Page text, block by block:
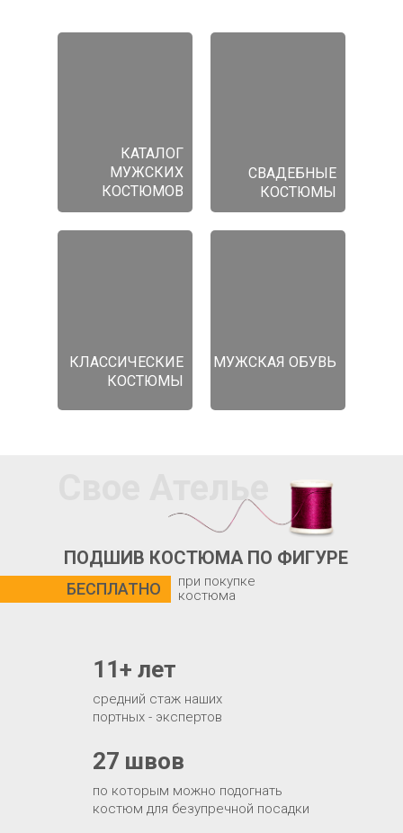
КАТАЛОГ
МУЖСКИХ
КОСТЮМОВ
СВАДЕБНЫЕ
КОСТЮМЫ
КЛАССИЧЕСКИЕ
КОСТЮМЫ
МУЖСКАЯ ОБУВЬ
Свое Ателье
ПОДШИВ КОСТЮМА ПО ФИГУРЕ
БЕСПЛАТНО
по которым можно подогнать
костюм для безупречной посадки
27 швов
средний стаж наших
портных - экспертов
11+ лет
при покупке
костюма